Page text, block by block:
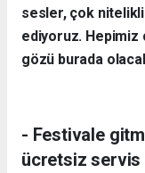
sesler, çok
ediyoruz. Hepimiz
gözü burada
- Festivale
ücretsiz servis